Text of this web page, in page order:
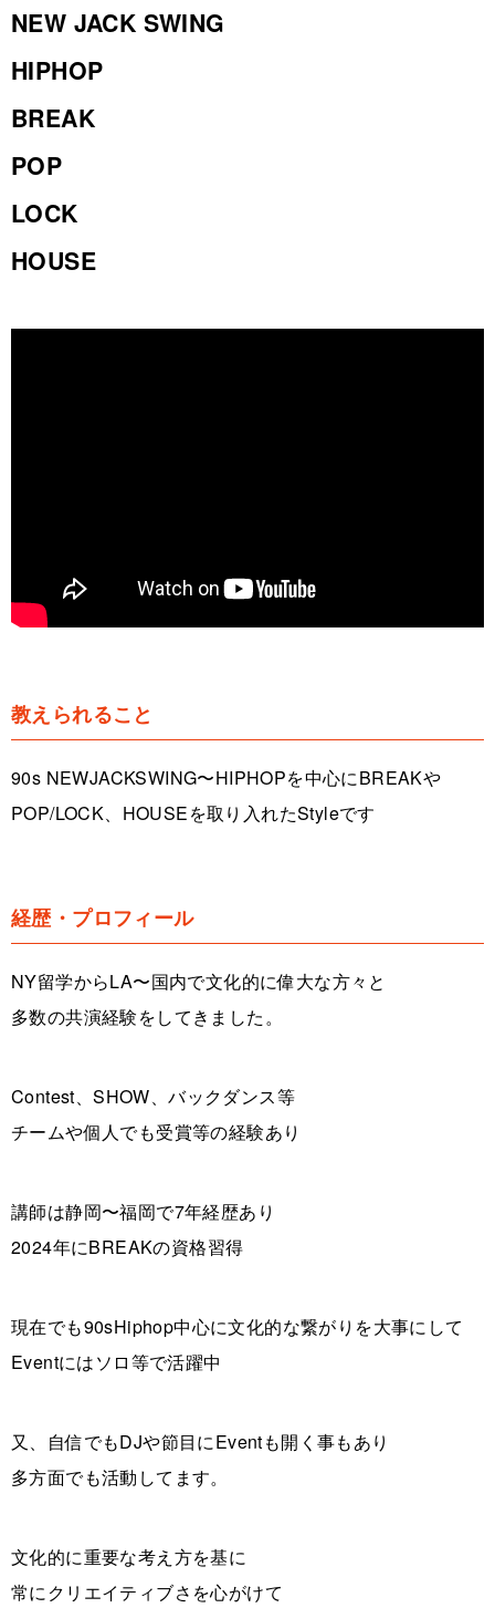
NEW JACK SWING
HIPHOP
BREAK
POP
LOCK
HOUSE
教えられること
90s NEWJACKSWING〜HIPHOPを中心にBREAKや
POP/LOCK、HOUSEを取り入れたStyleです
経歴・プロフィール
NY留学からLA〜国内で文化的に偉大な方々と
多数の共演経験をしてきました。
Contest、SHOW、バックダンス等
チームや個人でも受賞等の経験あり
講師は静岡〜福岡で7年経歴あり
2024年にBREAKの資格習得
現在でも90sHiphop中心に文化的な繋がりを大事にして
Eventにはソロ等で活躍中
又、自信でもDJや節目にEventも開く事もあり
多方面でも活動してます。
文化的に重要な考え方を基に
常にクリエイティブさを心がけて